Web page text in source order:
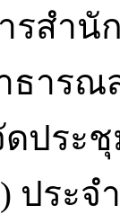
รสำนั
ารณ
ประ
ระจ